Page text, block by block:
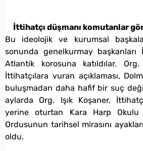
İttihatçı düşmanı komutanlar
Bu ideolojik ve kurumsal
sonunda genelkurmay başkanları
Atlantik korosuna katıldılar. Org.
İttihatçılara vuran açıklaması,
buluşmadan daha hafif bir suç
aylarda Org. Işık Koşaner,
yerine oturtan Kara Harp Okulu
Ordusunun tarihsel mirasını
oldu.